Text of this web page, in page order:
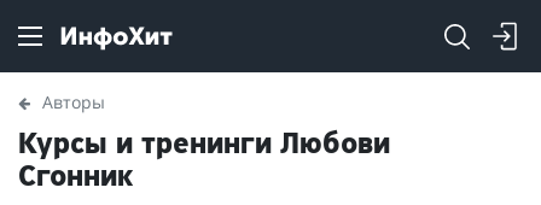
Авторы
Курсы и тренинги Любови
Сгонник